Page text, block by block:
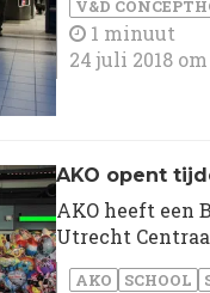
V&D
1 minuut
24 juli 2018 om
AKO opent
AKO heeft een
Utrecht
AKO SCHOOL